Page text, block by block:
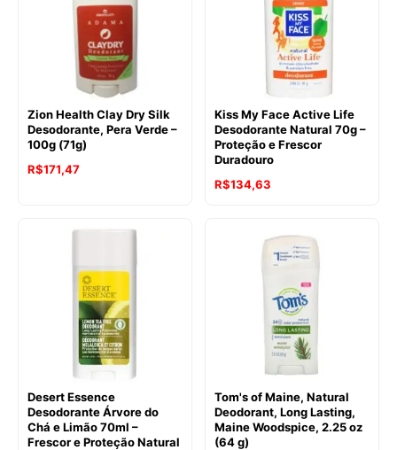
Zion Health Clay Dry Silk
Desodorante, Pera Verde –
100g (71g)
R$171,47
Kiss My Face Active Life
Desodorante Natural 70g –
Proteção e Frescor
Duradouro
R$134,63
Desert Essence
Desodorante Árvore do
Chá e Limão 70ml –
Frescor e Proteção Natural
Tom's of Maine, Natural
Deodorant, Long Lasting,
Maine Woodspice, 2.25 oz
(64 g)